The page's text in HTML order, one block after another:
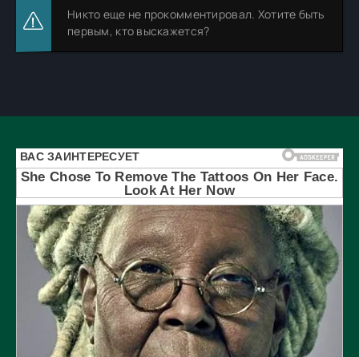
Никто еще не прокомментировал. Хотите быть
первым, кто выскажется?